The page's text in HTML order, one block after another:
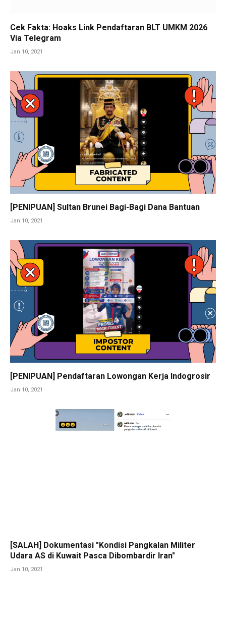
Cek Fakta: Hoaks Link Pendaftaran BLT UMKM 2026
Via Telegram
Jan 10, 2021
[PENIPUAN] Sultan Brunei Bagi-Bagi Dana Bantuan
Jan 10, 2021
[PENIPUAN] Pendaftaran Lowongan Kerja Indogrosir
Jan 10, 2021
[SALAH] Dokumentasi "Kondisi Pangkalan Militer
Udara AS di Kuwait Pasca Dibombardir Iran"
Jan 10, 2021